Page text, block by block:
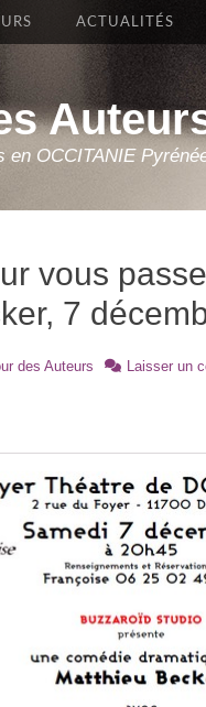
en OCCITANIE
ACTUALITÉS
vous
7
des Auteurs Laisser un